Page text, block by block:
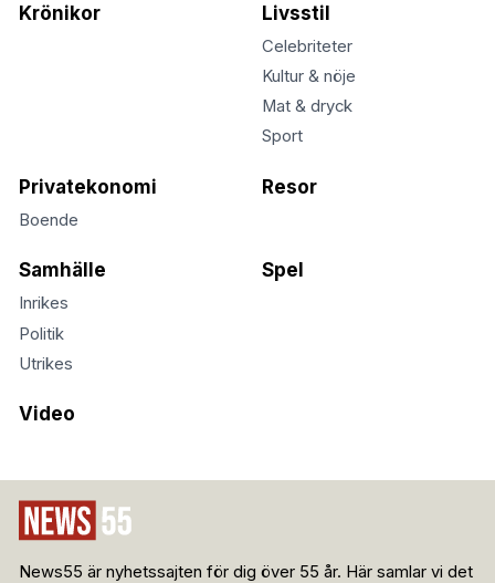
Krönikor Livsstil
Celebriteter
Kultur & nöje
Mat & dryck
Sport
Privatekonomi
Boende
Resor
Samhälle
Inrikes
Politik
Utrikes
Spel
Video
News55 är nyhetssajten för dig över 55 år. Här samlar vi det